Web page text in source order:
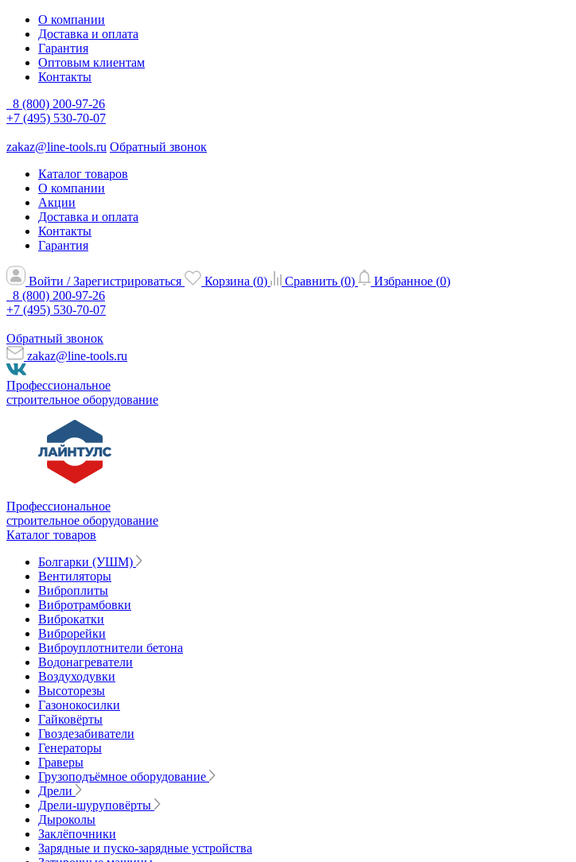
О компании
Доставка и оплата
Гарантия
Оптовым клиентам
Контакты
8 (800) 200-97-26
+7 (495) 530-70-07
zakaz@line-tools.ru Обратный звонок
Каталог товаров
О компании
Акции
Доставка и оплата
Контакты
Гарантия
Войти / Зарегистрироваться Корзина (0) Сравнить (0) Избранное (0)
8 (800) 200-97-26
+7 (495) 530-70-07
Обратный звонок
zakaz@line-tools.ru
Профессиональное
строительное оборудование
Профессиональное
строительное оборудование
Каталог товаров
Болгарки (УШМ)
Вентиляторы
Виброплиты
Вибротрамбовки
Виброкатки
Виброрейки
Виброуплотнители бетона
Водонагреватели
Воздуходувки
Высоторезы
Газонокосилки
Гайковёрты
Гвоздезабиватели
Генераторы
Граверы
Грузоподъёмное оборудование
Дрели
Дрели-шуруповёрты
Дыроколы
Заклёпочники
Зарядные и пуско-зарядные устройства